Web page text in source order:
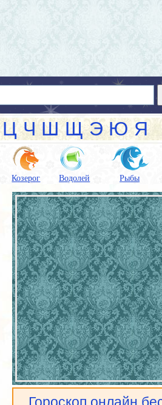
Ц Ч Ш Щ Э Ю Я
Козерог Водолей Рыбы